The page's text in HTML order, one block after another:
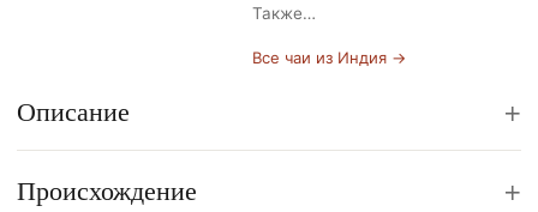
Также…
Все чаи из Индия →
Описание +
Происхождение +